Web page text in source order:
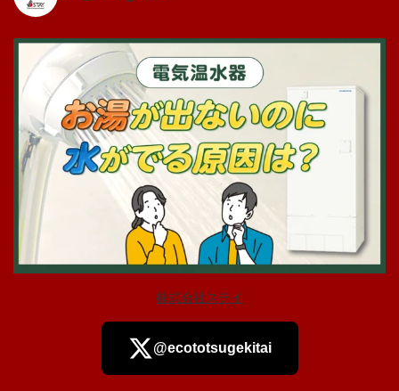
株式会社ステイ
@ecototsugekitai